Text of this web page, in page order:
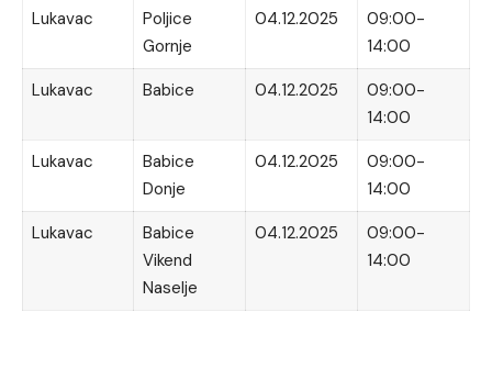
Lukavac
Poljice
Gornje
04.12.2025
09:00-
14:00
Lukavac
Babice 04.12.2025
09:00-
14:00
Lukavac
Babice
Donje
04.12.2025
09:00-
14:00
Lukavac
Babice
Vikend
Naselje
04.12.2025
09:00-
14:00